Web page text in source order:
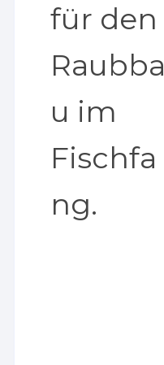
für den
Raubba
u im
Fischfa
ng.